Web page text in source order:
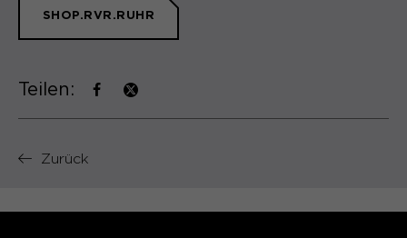
SHOP.RVR.RUHR
Teilen:
Zurück